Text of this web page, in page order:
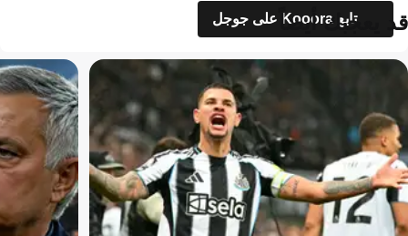
تابع Kooora على جوجل
قد يعجبك أيضاً